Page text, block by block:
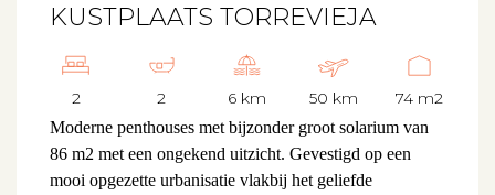
KUSTPLAATS TORREVIEJA
2 2 6 km 50 km 74 m2
Moderne penthouses met bijzonder groot solarium van
86 m2 met een ongekend uitzicht. Gevestigd op een
mooi opgezette urbanisatie vlakbij het geliefde